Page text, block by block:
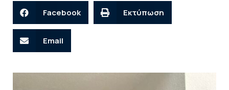
Facebook Εκτύπωση
Email